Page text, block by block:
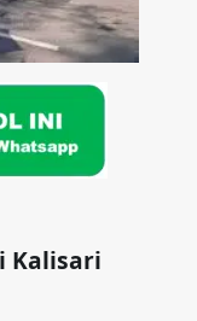
Kalisari